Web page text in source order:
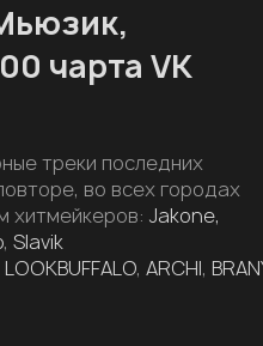
чарта VK
треки последних
во всех городах
хитмейкеров: Jakone,
, Slavik
LOOKBUFFALO, ARCHI,